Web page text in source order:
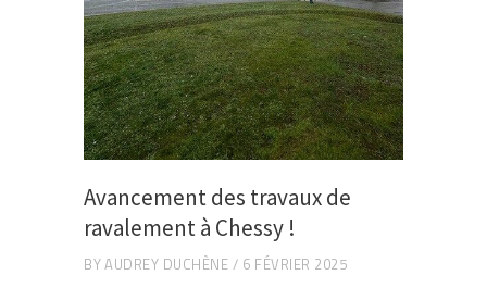
Avancement des travaux de
ravalement à Chessy !
BYAUDREY DUCHÈNE 6 FÉVRIER 2025